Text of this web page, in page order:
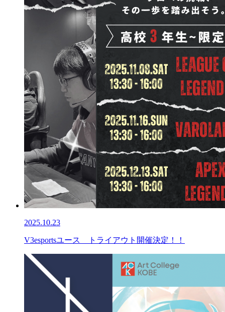
2025.10.23
V3esportsユース トライアウト開催決定！！